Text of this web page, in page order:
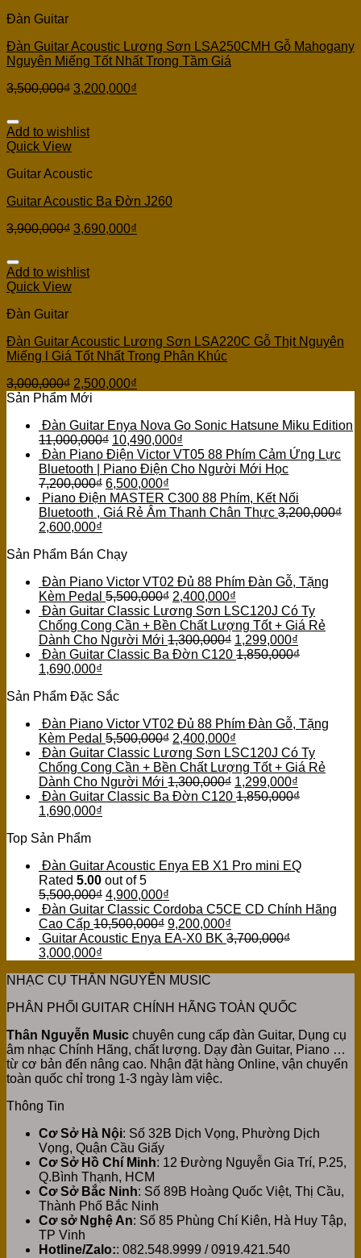
Đàn Guitar
Đàn Guitar Acoustic Lương Sơn LSA250CMH Gỗ Mahogany
Nguyên Miếng Tốt Nhất Trong Tầm Giá
3,500,000₫ 3,200,000₫
Add to wishlist
Quick View
Guitar Acoustic
Guitar Acoustic Ba Đờn J260
3,900,000₫ 3,690,000₫
Add to wishlist
Quick View
Đàn Guitar
Đàn Guitar Acoustic Lương Sơn LSA220C Gỗ Thịt Nguyên
Miếng l Giá Tốt Nhất Trong Phân Khúc
3,000,000₫ 2,500,000₫
Sản Phẩm Mới
Đàn Guitar Enya Nova Go Sonic Hatsune Miku Edition
11,000,000₫ 10,490,000₫
Đàn Piano Điện Victor VT05 88 Phím Cảm Ứng Lực
Bluetooth | Piano Điện Cho Người Mới Học
7,200,000₫ 6,500,000₫
Piano Điện MASTER C300 88 Phím, Kết Nối
Bluetooth , Giá Rẻ Âm Thanh Chân Thực 3,200,000₫
2,600,000₫
Sản Phẩm Bán Chạy
Đàn Piano Victor VT02 Đủ 88 Phím Đàn Gỗ, Tặng
Kèm Pedal 5,500,000₫ 2,400,000₫
Đàn Guitar Classic Lương Sơn LSC120J Có Ty
Chống Cong Cần + Bền Chất Lượng Tốt + Giá Rẻ
Dành Cho Người Mới 1,300,000₫ 1,299,000₫
Đàn Guitar Classic Ba Đờn C120 1,850,000₫
1,690,000₫
Sản Phẩm Đặc Sắc
Đàn Piano Victor VT02 Đủ 88 Phím Đàn Gỗ, Tặng
Kèm Pedal 5,500,000₫ 2,400,000₫
Đàn Guitar Classic Lương Sơn LSC120J Có Ty
Chống Cong Cần + Bền Chất Lượng Tốt + Giá Rẻ
Dành Cho Người Mới 1,300,000₫ 1,299,000₫
Đàn Guitar Classic Ba Đờn C120 1,850,000₫
1,690,000₫
Top Sản Phẩm
Đàn Guitar Acoustic Enya EB X1 Pro mini EQ
Rated 5.00 out of 5
5,500,000₫ 4,900,000₫
Đàn Guitar Classic Cordoba C5CE CD Chính Hãng
Cao Cấp 10,500,000₫ 9,200,000₫
Guitar Acoustic Enya EA-X0 BK 3,700,000₫
3,000,000₫
NHẠC CỤ THÂN NGUYỄN MUSIC
PHÂN PHỐI GUITAR CHÍNH HÃNG TOÀN QUỐC
Thân Nguyễn Music chuyên cung cấp đàn Guitar, Dụng cụ
âm nhạc Chính Hãng, chất lượng. Dạy đàn Guitar, Piano …
từ cơ bản đến nâng cao. Nhận đặt hàng Online, vận chuyển
toàn quốc chỉ trong 1-3 ngày làm việc.
Thông Tin
Cơ Sở Hà Nội: Số 32B Dịch Vọng, Phường Dịch
Vọng, Quận Cầu Giấy
Cơ Sở Hồ Chí Minh: 12 Đường Nguyễn Gia Trí, P.25,
Q.Bình Thạnh, HCM
Cơ Sở Bắc Ninh: Số 89B Hoàng Quốc Việt, Thị Cầu,
Thành Phố Bắc Ninh
Cơ sở Nghệ An: Số 85 Phùng Chí Kiên, Hà Huy Tập,
TP Vinh
Hotline/Zalo:: 082.548.9999 / 0919.421.540